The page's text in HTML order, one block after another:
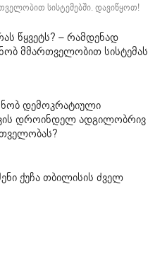
სისტემებში. დავიწყოთ!
წყვეტს? – რამდენად
მმართველობით სისტემას
დემოკრატიული
დროინდელ ადგილობრივ
ქუჩა თბილისის ძველ